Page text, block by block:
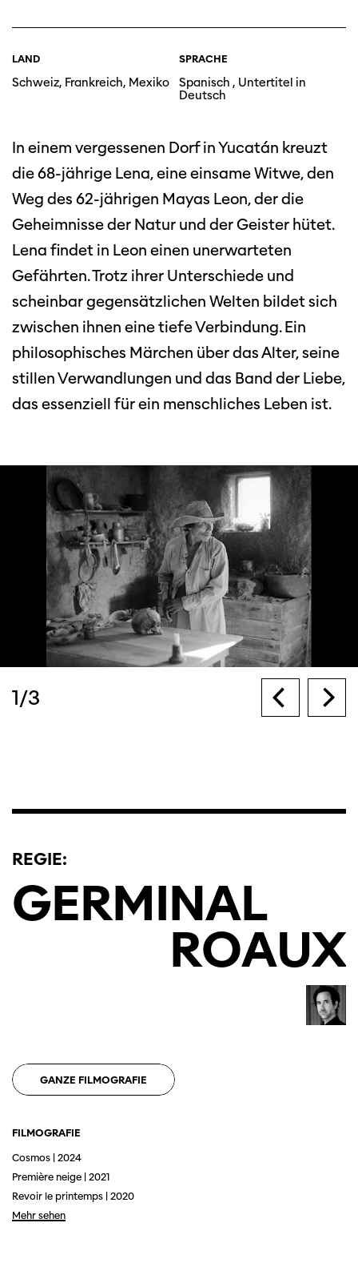
LAND
Schweiz, Frankreich, Mexiko
SPRACHE
Spanisch , Untertitel in
Deutsch
In einem vergessenen Dorf in Yucatán kreuzt
die 68-jährige Lena, eine einsame Witwe, den
Weg des 62-jährigen Mayas Leon, der die
Geheimnisse der Natur und der Geister hütet.
Lena findet in Leon einen unerwarteten
Gefährten. Trotz ihrer Unterschiede und
scheinbar gegensätzlichen Welten bildet sich
zwischen ihnen eine tiefe Verbindung. Ein
philosophisches Märchen über das Alter, seine
stillen Verwandlungen und das Band der Liebe,
das essenziell für ein menschliches Leben ist.
1/3
REGIE:
GERMINAL
ROAUX
GANZE FILMOGRAFIE
FILMOGRAFIE
Cosmos | 2024
Première neige | 2021
Revoir le printemps | 2020
Mehr sehen